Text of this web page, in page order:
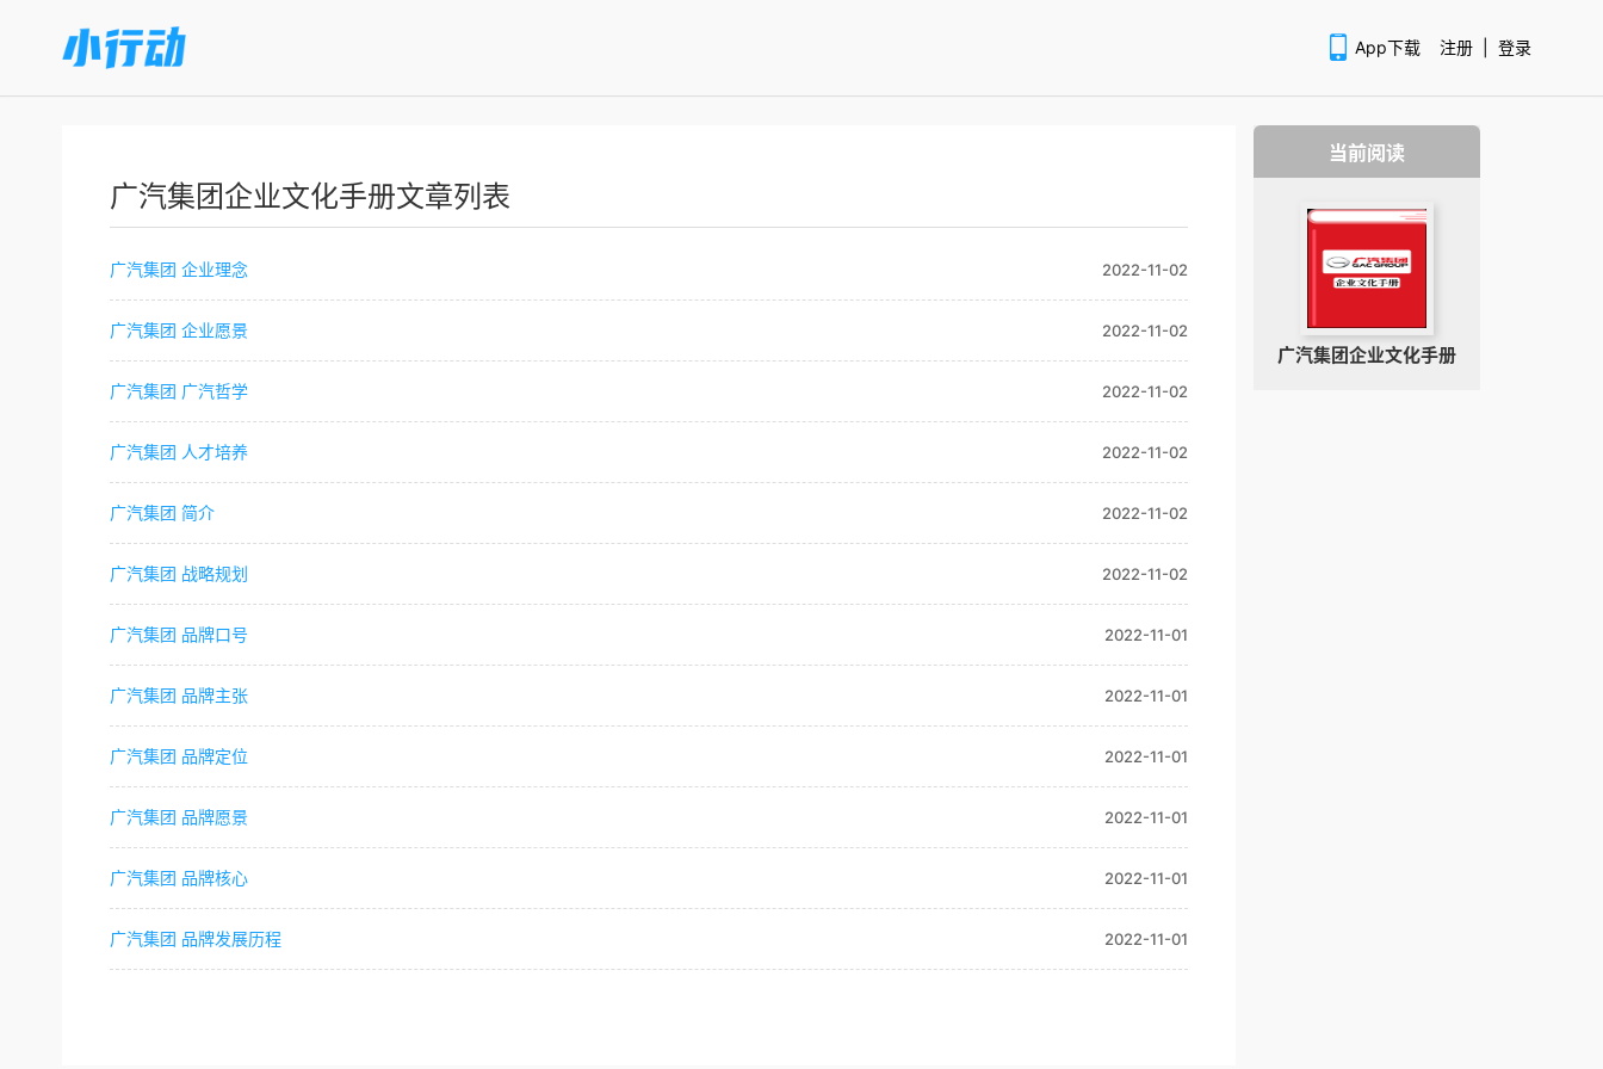
App下载
扫码下载APP
注册 登录
广汽集团企业文化手册文章列表
广汽集团 企业理念 2022-11-02
广汽集团 企业愿景 2022-11-02
广汽集团 广汽哲学 2022-11-02
广汽集团 人才培养 2022-11-02
广汽集团 简介 2022-11-02
广汽集团 战略规划 2022-11-02
广汽集团 品牌口号 2022-11-01
广汽集团 品牌主张 2022-11-01
广汽集团 品牌定位 2022-11-01
广汽集团 品牌愿景 2022-11-01
广汽集团 品牌核心 2022-11-01
广汽集团 品牌发展历程 2022-11-01
当前阅读
广汽集团企业文化手册